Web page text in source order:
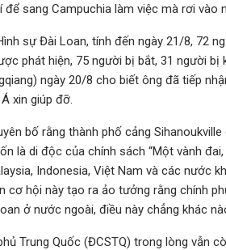
để sang Campuchia làm việc mà rơi vào
sự Đài Loan, tính đến ngày 21/8, 72
phát hiện, 75 người bị bắt, 31 người bị
ngày 20/8 cho biết ông đã tiếp
xin giúp đỡ.
bố rằng thành phố cảng
là di độc của chính sách “Một vành
Indonesia, Việt Nam và các nước
cơ hội này tạo ra ảo tưởng rằng chính
ở nước ngoài, điều này chẳng khác
Trung Quốc (ĐCSTQ) trong lòng vẫn